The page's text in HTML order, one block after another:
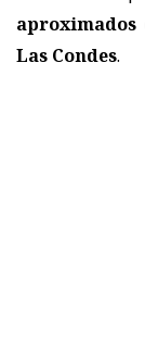
aproximados
Las Condes.